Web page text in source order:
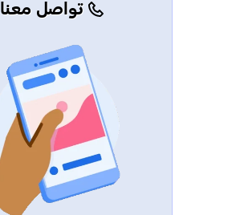
تواصل معنا